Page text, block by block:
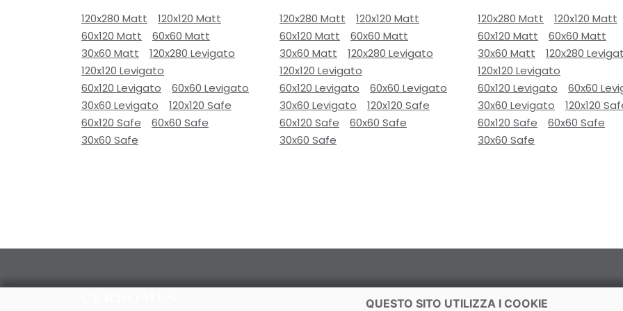
120x280 Matt
120x120 Matt
60x120 Matt
60x60 Matt
30x60 Matt
120x280 Levigato
120x120 Levigato
60x120 Levigato
60x60 Levigato
30x60 Levigato
120x120 Safe
60x120 Safe
60x60 Safe
30x60 Safe
120x280 Matt
120x120 Matt
60x120 Matt
60x60 Matt
30x60 Matt
120x280 Levigato
120x120 Levigato
60x120 Levigato
60x60 Levigato
30x60 Levigato
120x120 Safe
60x120 Safe
60x60 Safe
30x60 Safe
120x280 Matt
120x120 Matt
60x120 Matt
60x60 Matt
30x60 Matt
120x280
120x120 Levigato
60x120 Levigato
60x60
30x60 Levigato
120x120
60x120 Safe
60x60 Safe
30x60 Safe
QUESTO SITO UTILIZZA I COOKIE